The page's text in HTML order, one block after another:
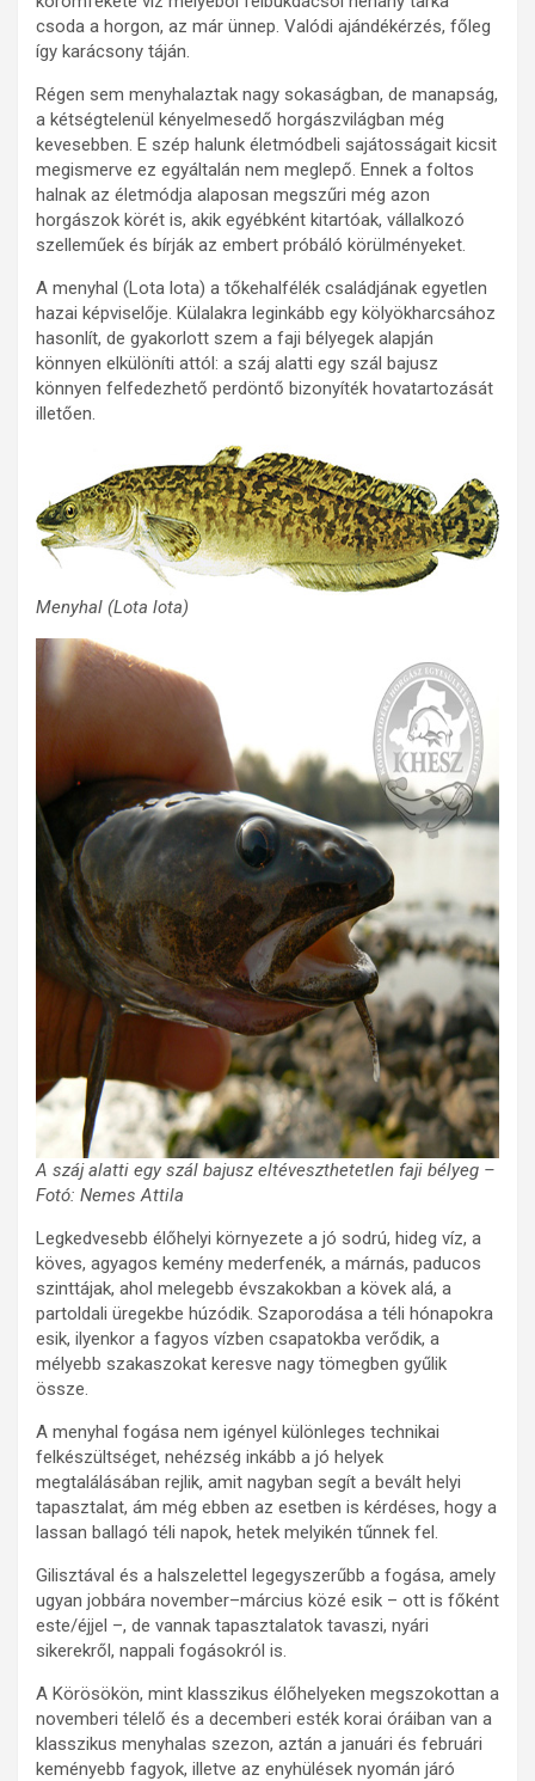
csoda a horgon, az már ünnep. Valódi ajándékérzés, főleg
így karácsony táján.
Régen sem menyhalaztak nagy sokaságban, de manapság,
a kétségtelenül kényelmesedő horgászvilágban még
kevesebben. E szép halunk életmódbeli sajátosságait kicsit
megismerve ez egyáltalán nem meglepő. Ennek a foltos
halnak az életmódja alaposan megszűri még azon
horgászok körét is, akik egyébként kitartóak, vállalkozó
szelleműek és bírják az embert próbáló körülményeket.
A menyhal (Lota lota) a tőkehalfélék családjának egyetlen
hazai képviselője. Külalakra leginkább egy kölyökharcsához
hasonlít, de gyakorlott szem a faji bélyegek alapján
könnyen elkülöníti attól: a száj alatti egy szál bajusz
könnyen felfedezhető perdöntő bizonyíték hovatartozását
illetően.
Menyhal (Lota lota)
A száj alatti egy szál bajusz eltéveszthetetlen faji bélyeg –
Fotó: Nemes Attila
Legkedvesebb élőhelyi környezete a jó sodrú, hideg víz, a
köves, agyagos kemény mederfenék, a márnás, paducos
szinttájak, ahol melegebb évszakokban a kövek alá, a
partoldali üregekbe húzódik. Szaporodása a téli hónapokra
esik, ilyenkor a fagyos vízben csapatokba verődik, a
mélyebb szakaszokat keresve nagy tömegben gyűlik
össze.
A menyhal fogása nem igényel különleges technikai
felkészültséget, nehézség inkább a jó helyek
megtalálásában rejlik, amit nagyban segít a bevált helyi
tapasztalat, ám még ebben az esetben is kérdéses, hogy a
lassan ballagó téli napok, hetek melyikén tűnnek fel.
Gilisztával és a halszelettel legegyszerűbb a fogása, amely
ugyan jobbára november–március közé esik – ott is főként
este/éjjel –, de vannak tapasztalatok tavaszi, nyári
sikerekről, nappali fogásokról is.
A Körösökön, mint klasszikus élőhelyeken megszokottan a
novemberi télelő és a decemberi esték korai óráiban van a
klasszikus menyhalas szezon, aztán a januári és februári
keményebb fagyok, illetve az enyhülések nyomán járó